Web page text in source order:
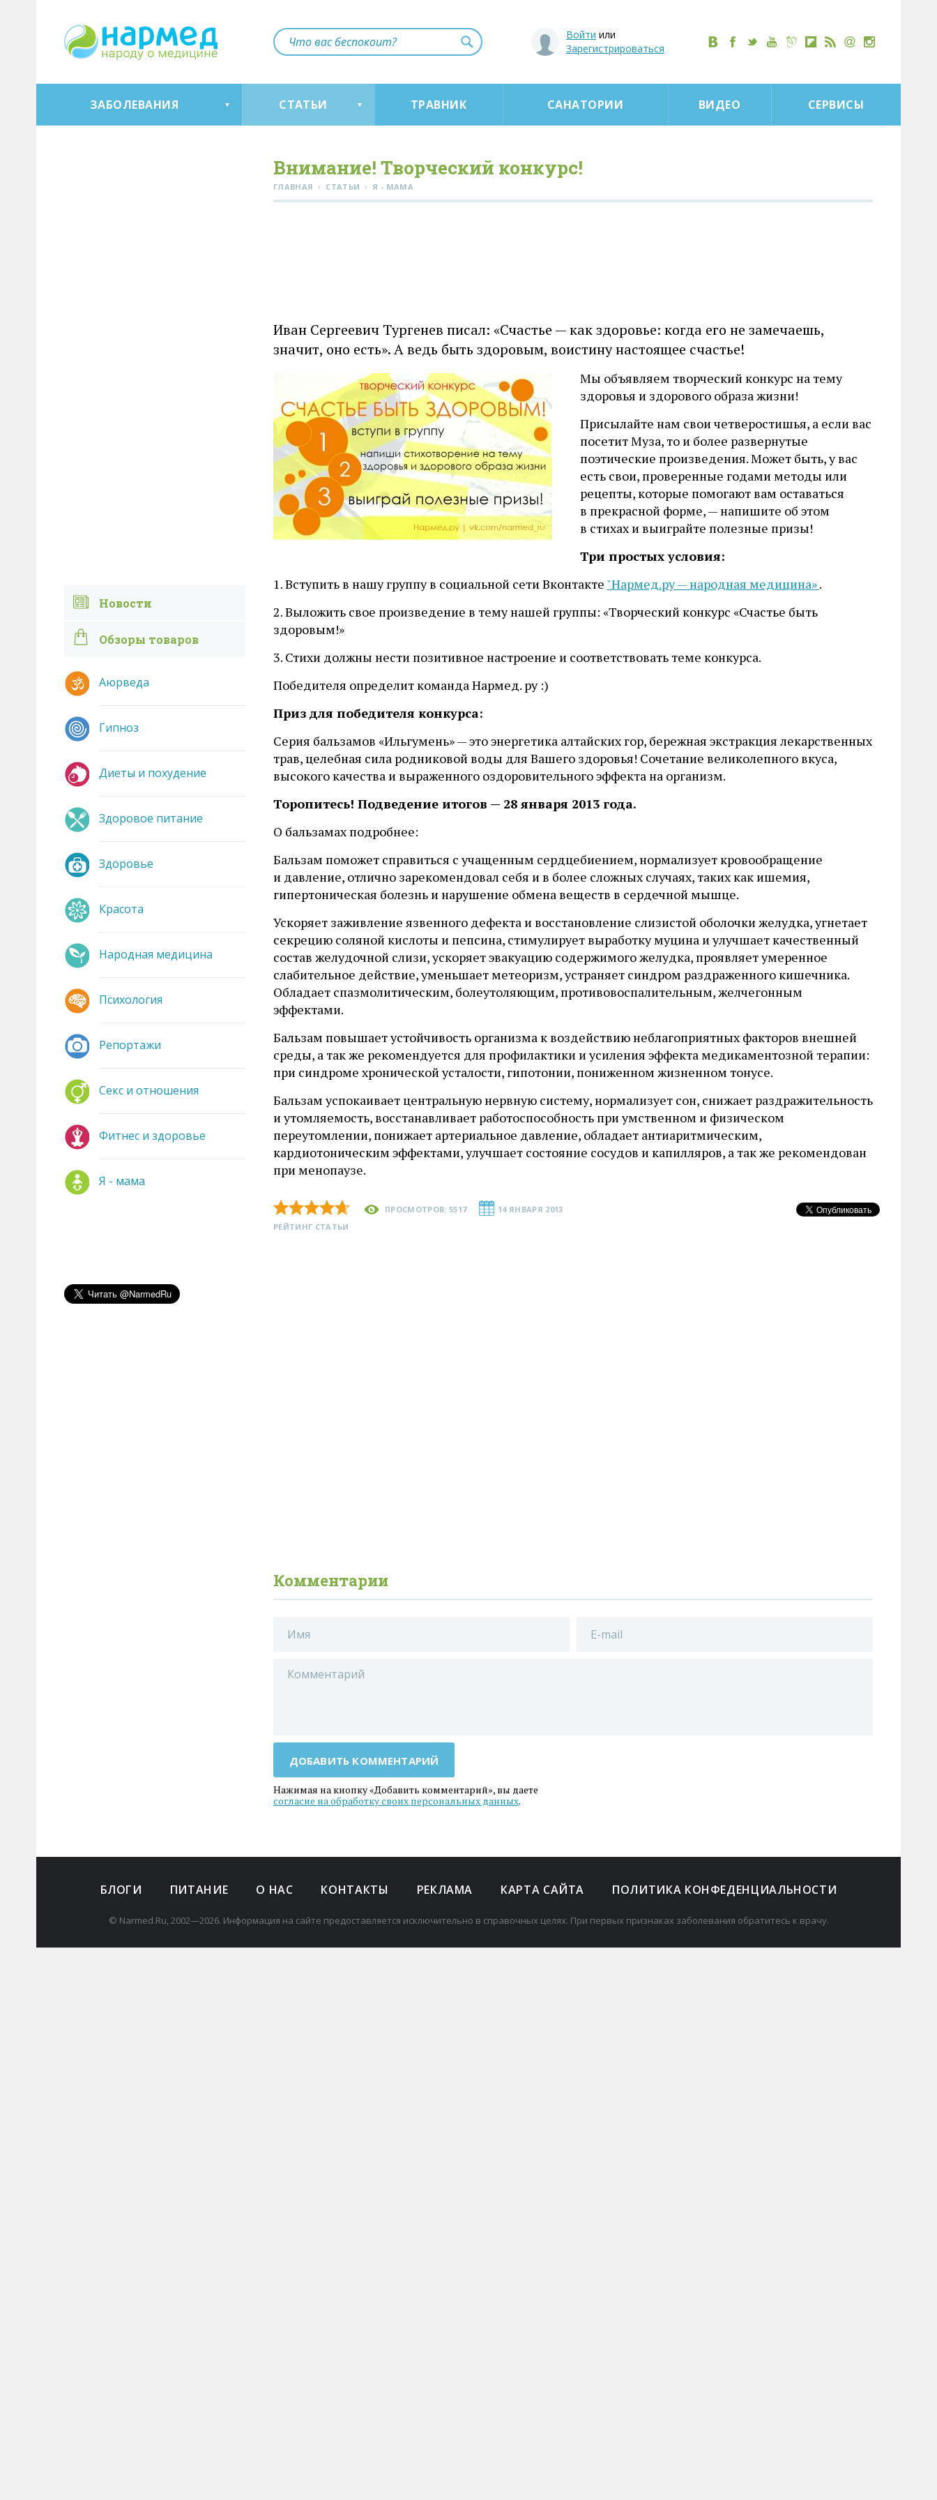
Войти или
Зарегистрироваться
ЗАБОЛЕВАНИЯ СТАТЬИ ТРАВНИК САНАТОРИИ ВИДЕО СЕРВИСЫ
Внимание! Творческий конкурс!
ГЛАВНАЯ › СТАТЬИ › Я - МАМА
Иван Сергеевич Тургенев писал: «Счастье — как здоровье: когда его не замечаешь,
значит, оно есть». А ведь быть здоровым, воистину настоящее счастье!
Мы объявляем творческий конкурс на тему
здоровья и здорового образа жизни!
Присылайте нам свои четверостишья, а если вас
посетит Муза, то и более развернутые
поэтические произведения. Может быть, у вас
есть свои, проверенные годами методы или
рецепты, которые помогают вам оставаться
в прекрасной форме, — напишите об этом
в стихах и выиграйте полезные призы!
Три простых условия:
1. Вступить в нашу группу в социальной сети Вконтакте "Нармед.ру — народная медицина».
2. Выложить свое произведение в тему нашей группы: «Творческий конкурс «Счастье быть
здоровым!»
3. Стихи должны нести позитивное настроение и соответствовать теме конкурса.
Победителя определит команда Нармед. ру :)
Приз для победителя конкурса:
Серия бальзамов «Ильгумень» — это энергетика алтайских гор, бережная экстракция лекарственных
трав, целебная сила родниковой воды для Вашего здоровья! Сочетание великолепного вкуса,
высокого качества и выраженного оздоровительного эффекта на организм.
Торопитесь! Подведение итогов — 28 января 2013 года.
О бальзамах подробнее:
Бальзам поможет справиться с учащенным сердцебиением, нормализует кровообращение
и давление, отлично зарекомендовал себя и в более сложных случаях, таких как ишемия,
гипертоническая болезнь и нарушение обмена веществ в сердечной мышце.
Ускоряет заживление язвенного дефекта и восстановление слизистой оболочки желудка, угнетает
секрецию соляной кислоты и пепсина, стимулирует выработку муцина и улучшает качественный
состав желудочной слизи, ускоряет эвакуацию содержимого желудка, проявляет умеренное
слабительное действие, уменьшает метеоризм, устраняет синдром раздраженного кишечника.
Обладает спазмолитическим, болеутоляющим, противовоспалительным, желчегонным
эффектами.
Бальзам повышает устойчивость организма к воздействию неблагоприятных факторов внешней
среды, а так же рекомендуется для профилактики и усиления эффекта медикаментозной терапии:
при синдроме хронической усталости, гипотонии, пониженном жизненном тонусе.
Бальзам успокаивает центральную нервную систему, нормализует сон, снижает раздражительность
и утомляемость, восстанавливает работоспособность при умственном и физическом
переутомлении, понижает артериальное давление, обладает антиаритмическим,
кардиотоническим эффектами, улучшает состояние сосудов и капилляров, а так же рекомендован
при менопаузе.
РЕЙТИНГ СТАТЬИ
ПРОСМОТРОВ: 5517 14 ЯНВАРЯ 2013
Комментарии
ДОБАВИТЬ КОММЕНТАРИЙ
Нажимая на кнопку «Добавить комментарий», вы даете
согласие на обработку своих персональных данных.
Новости
Обзоры товаров
Аюрведа
Гипноз
Диеты и похудение
Здоровое питание
Здоровье
Красота
Народная медицина
Психология
Репортажи
Секс и отношения
Фитнес и здоровье
Я - мама
БЛОГИ ПИТАНИЕ О НАС КОНТАКТЫ РЕКЛАМА КАРТА САЙТА ПОЛИТИКА КОНФЕДЕНЦИАЛЬНОСТИ
© Narmed.Ru, 2002—2026. Информация на сайте предоставляется исключительно в справочных целях. При первых признаках заболевания обратитесь к врачу.